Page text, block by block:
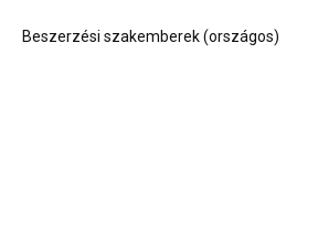
Beszerzési szakemberek (országos)